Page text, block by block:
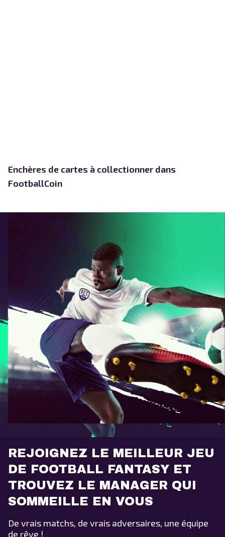
Enchères de cartes à collectionner dans
FootballCoin
REJOIGNEZ LE MEILLEUR JEU
DE FOOTBALL FANTASY ET
TROUVEZ LE MANAGER QUI
SOMMEILLE EN VOUS
De vrais matchs, de vrais adversaires, une équipe
de rêve !